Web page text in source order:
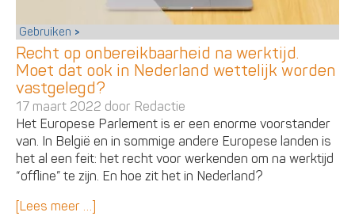
Gebruiken
Recht op onbereikbaarheid na werktijd.
Moet dat ook in Nederland wettelijk worden
vastgelegd?
17 maart 2022 door Redactie
Het Europese Parlement is er een enorme voorstander
van. In België en in sommige andere Europese landen is
het al een feit: het recht voor werkenden om na werktijd
“offline” te zijn. En hoe zit het in Nederland?
[Lees meer …]